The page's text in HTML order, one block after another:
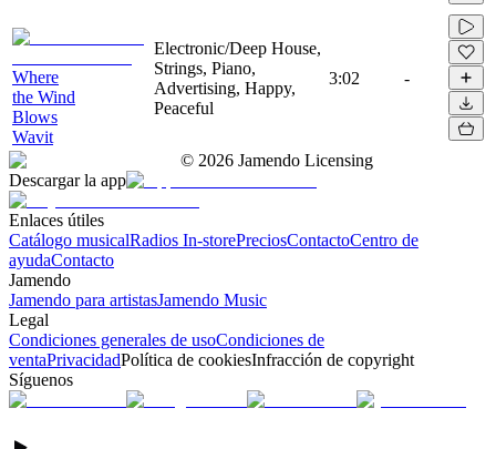
Where
the Wind
Blows
Wavit
Electronic/Deep House,
Strings, Piano,
Advertising, Happy,
Peaceful
3:02 -
© 2026 Jamendo Licensing
Descargar la app
Enlaces útiles
Catálogo musicalRadios In-storePreciosContactoCentro de
ayudaContacto
Jamendo
Jamendo para artistasJamendo Music
Legal
Condiciones generales de usoCondiciones de
ventaPrivacidadPolítica de cookiesInfracción de copyright
Síguenos